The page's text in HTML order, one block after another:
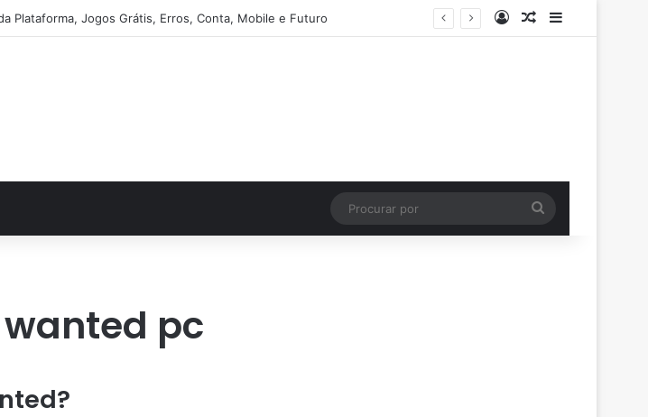
Plataforma, Jogos Grátis, Erros, Conta, Mobile e Futuro EntrarArtigo aleatório
Barra Lateral
por
pc